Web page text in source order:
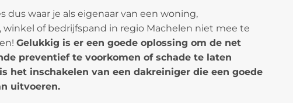
dus waar je als eigenaar van een woning,
winkel of bedrijfspand in regio Machelen niet mee te
Gelukkig is er een goede oplossing om de net
preventief te voorkomen of schade te laten
het inschakelen van een dakreiniger die een goede
uitvoeren.